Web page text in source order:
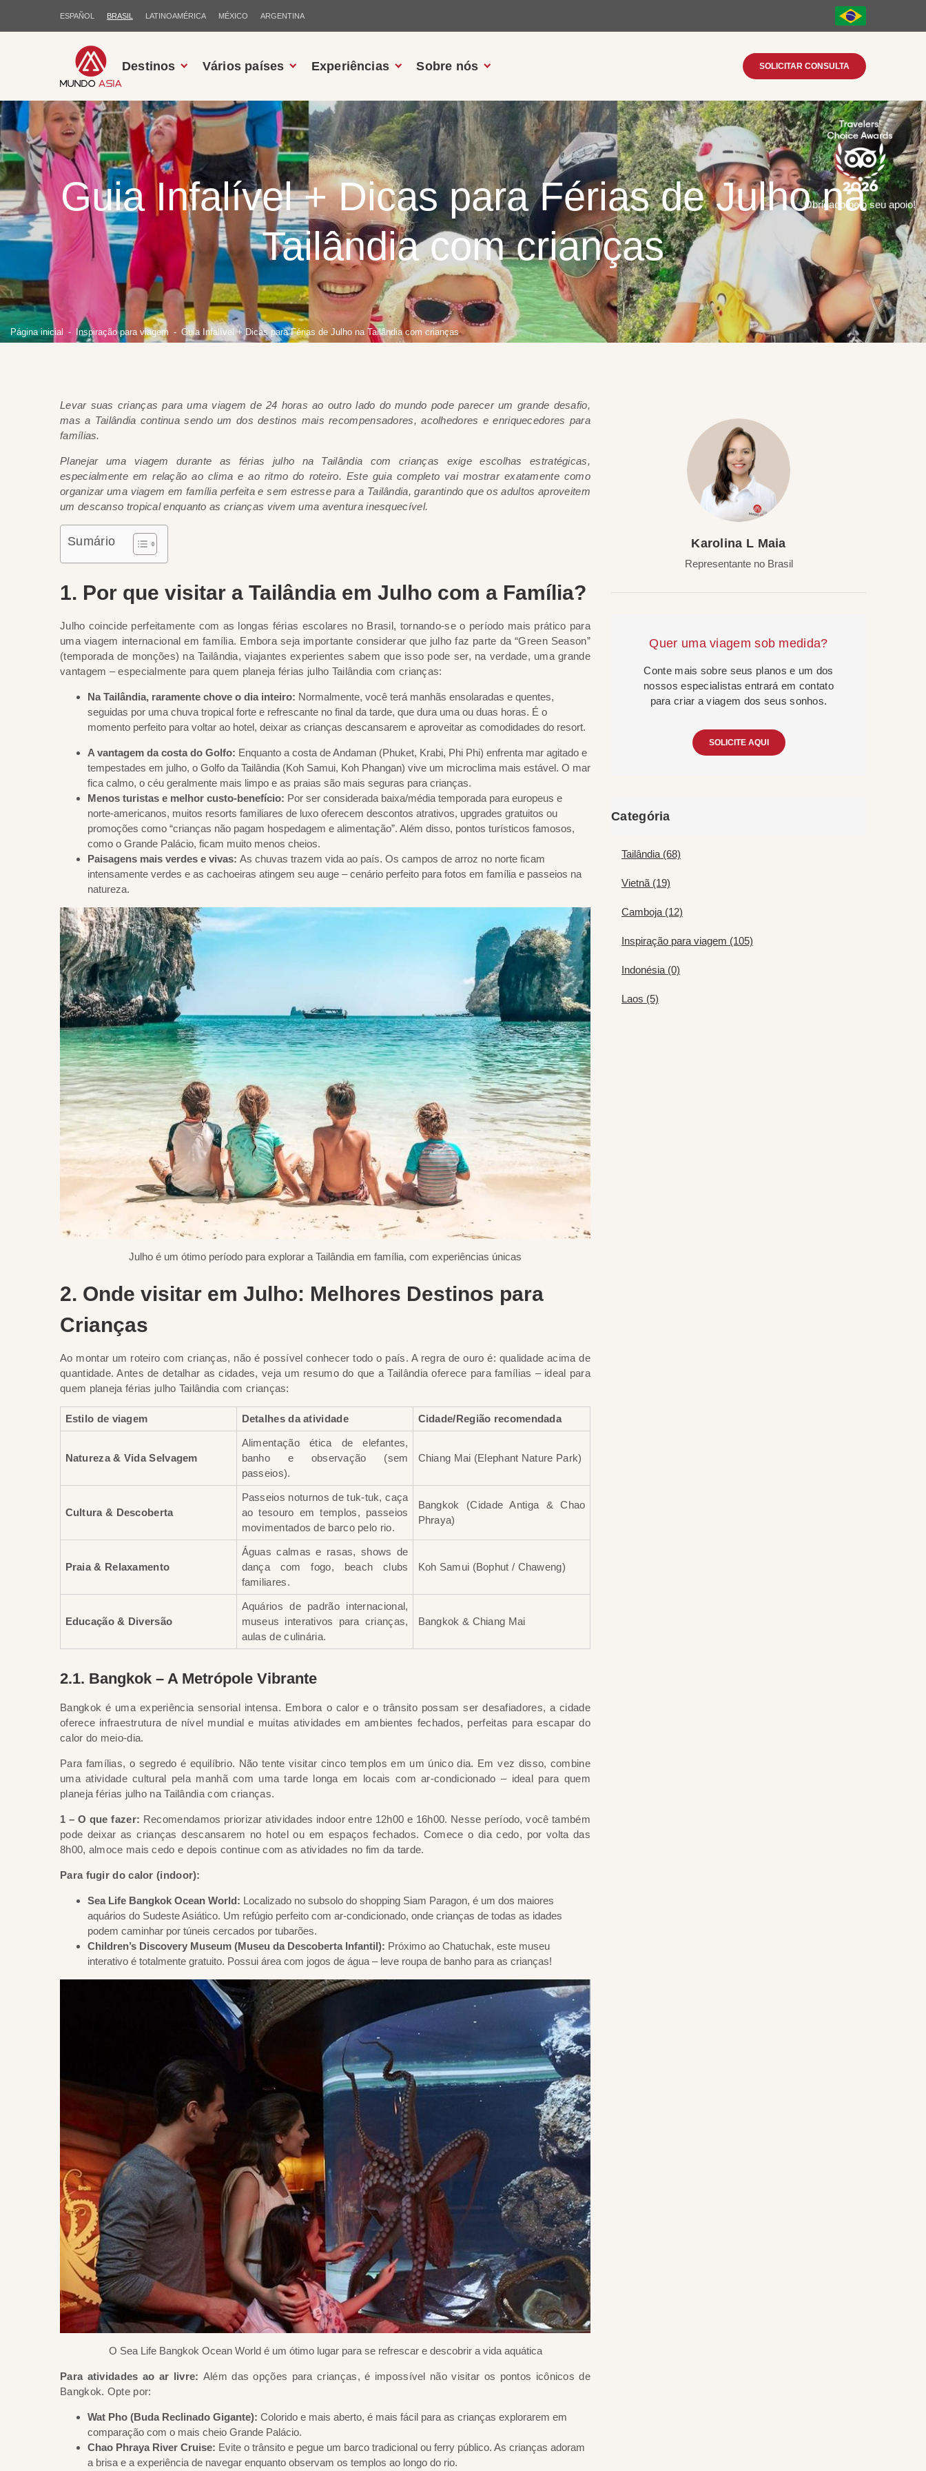
ESPAÑOL BRASIL LATINOAMÉRICA MÉXICO ARGENTINA
Destinos Vários países Experiências Sobre nós SOLICITAR CONSULTA
Guia Infalível + Dicas para Férias de Julho na
Tailândia com crianças
Página inicial Inspiração para viagem Guia Infalível + Dicas para Férias de Julho na Tailândia com crianças
Obrigado pelo seu apoio!
Levar suas crianças para uma viagem de 24 horas ao outro lado do mundo pode parecer um grande desafio,
mas a Tailândia continua sendo um dos destinos mais recompensadores, acolhedores e enriquecedores para
famílias.
Planejar uma viagem durante as férias julho na Tailândia com crianças exige escolhas estratégicas,
especialmente em relação ao clima e ao ritmo do roteiro. Este guia completo vai mostrar exatamente como
organizar uma viagem em família perfeita e sem estresse para a Tailândia, garantindo que os adultos aproveitem
um descanso tropical enquanto as crianças vivem uma aventura inesquecível.
Sumário
1. Por que visitar a Tailândia em Julho com a Família?
Julho coincide perfeitamente com as longas férias escolares no Brasil, tornando-se o período mais prático para
uma viagem internacional em família. Embora seja importante considerar que julho faz parte da “Green Season”
(temporada de monções) na Tailândia, viajantes experientes sabem que isso pode ser, na verdade, uma grande
vantagem – especialmente para quem planeja férias julho Tailândia com crianças:
Na Tailândia, raramente chove o dia inteiro: Normalmente, você terá manhãs ensolaradas e quentes,
seguidas por uma chuva tropical forte e refrescante no final da tarde, que dura uma ou duas horas. É o
momento perfeito para voltar ao hotel, deixar as crianças descansarem e aproveitar as comodidades do resort.
A vantagem da costa do Golfo: Enquanto a costa de Andaman (Phuket, Krabi, Phi Phi) enfrenta mar agitado e
tempestades em julho, o Golfo da Tailândia (Koh Samui, Koh Phangan) vive um microclima mais estável. O mar
fica calmo, o céu geralmente mais limpo e as praias são mais seguras para crianças.
Menos turistas e melhor custo-benefício: Por ser considerada baixa/média temporada para europeus e
norte-americanos, muitos resorts familiares de luxo oferecem descontos atrativos, upgrades gratuitos ou
promoções como “crianças não pagam hospedagem e alimentação”. Além disso, pontos turísticos famosos,
como o Grande Palácio, ficam muito menos cheios.
Paisagens mais verdes e vivas: As chuvas trazem vida ao país. Os campos de arroz no norte ficam
intensamente verdes e as cachoeiras atingem seu auge – cenário perfeito para fotos em família e passeios na
natureza.
Julho é um ótimo período para explorar a Tailândia em família, com experiências únicas
2. Onde visitar em Julho: Melhores Destinos para
Crianças
Ao montar um roteiro com crianças, não é possível conhecer todo o país. A regra de ouro é: qualidade acima de
quantidade. Antes de detalhar as cidades, veja um resumo do que a Tailândia oferece para famílias – ideal para
quem planeja férias julho Tailândia com crianças:
Estilo de viagem Detalhes da atividade Cidade/Região recomendada
Natureza & Vida Selvagem
Alimentação ética de elefantes,
banho e observação (sem
passeios).
Chiang Mai (Elephant Nature Park)
Cultura & Descoberta
Passeios noturnos de tuk-tuk, caça
ao tesouro em templos, passeios
movimentados de barco pelo rio.
Bangkok (Cidade Antiga & Chao
Phraya)
Praia & Relaxamento
Águas calmas e rasas, shows de
dança com fogo, beach clubs
familiares.
Koh Samui (Bophut / Chaweng)
Educação & Diversão
Aquários de padrão internacional,
museus interativos para crianças,
aulas de culinária.
Bangkok & Chiang Mai
2.1. Bangkok – A Metrópole Vibrante
Bangkok é uma experiência sensorial intensa. Embora o calor e o trânsito possam ser desafiadores, a cidade
oferece infraestrutura de nível mundial e muitas atividades em ambientes fechados, perfeitas para escapar do
calor do meio-dia.
Para famílias, o segredo é equilíbrio. Não tente visitar cinco templos em um único dia. Em vez disso, combine
uma atividade cultural pela manhã com uma tarde longa em locais com ar-condicionado – ideal para quem
planeja férias julho na Tailândia com crianças.
1 – O que fazer: Recomendamos priorizar atividades indoor entre 12h00 e 16h00. Nesse período, você também
pode deixar as crianças descansarem no hotel ou em espaços fechados. Comece o dia cedo, por volta das
8h00, almoce mais cedo e depois continue com as atividades no fim da tarde.
Para fugir do calor (indoor):
Sea Life Bangkok Ocean World: Localizado no subsolo do shopping Siam Paragon, é um dos maiores
aquários do Sudeste Asiático. Um refúgio perfeito com ar-condicionado, onde crianças de todas as idades
podem caminhar por túneis cercados por tubarões.
Children’s Discovery Museum (Museu da Descoberta Infantil): Próximo ao Chatuchak, este museu
interativo é totalmente gratuito. Possui área com jogos de água – leve roupa de banho para as crianças!
O Sea Life Bangkok Ocean World é um ótimo lugar para se refrescar e descobrir a vida aquática
Para atividades ao ar livre: Além das opções para crianças, é impossível não visitar os pontos icônicos de
Bangkok. Opte por:
Wat Pho (Buda Reclinado Gigante): Colorido e mais aberto, é mais fácil para as crianças explorarem em
comparação com o mais cheio Grande Palácio.
Chao Phraya River Cruise: Evite o trânsito e pegue um barco tradicional ou ferry público. As crianças adoram
a brisa e a experiência de navegar enquanto observam os templos ao longo do rio.
Karolina L Maia
Representante no Brasil
Quer uma viagem sob medida?
Conte mais sobre seus planos e um dos
nossos especialistas entrará em contato
para criar a viagem dos seus sonhos.
SOLICITE AQUI
Categória
Tailândia (68)
Vietnã (19)
Camboja (12)
Inspiração para viagem (105)
Indonésia (0)
Laos (5)